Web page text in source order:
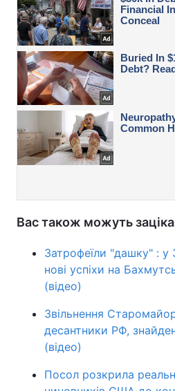
Вас також можуть
Затрофеїли "дашку" : у
нові успіхи на
(відео)
Звільнення
десантники РФ,
(відео)
Посол розкрила